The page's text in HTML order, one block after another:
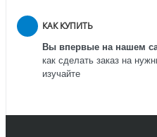
КАК КУПИТЬ
Вы впервые на нашем
как сделать заказ на
изучайте